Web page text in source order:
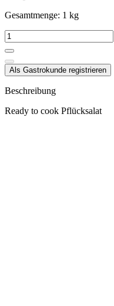
Gesamtmenge: 1 kg
Als Gastrokunde registrieren
Beschreibung
Ready to cook Pflücksalat